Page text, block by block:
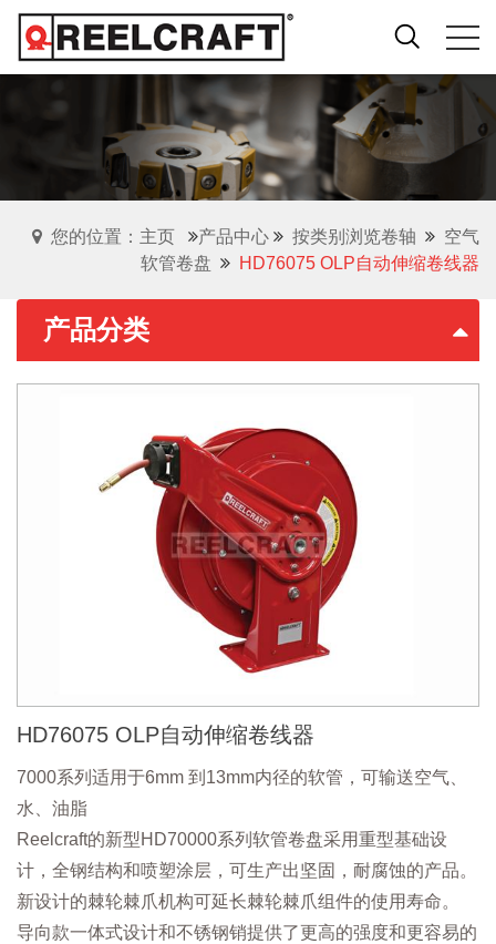
您的位置：主页 产品中心 按类别浏览卷轴
空气
软管卷盘
HD76075 OLP自动伸缩卷线器
产品分类
HD76075 OLP自动伸缩卷线器
7000系列适用于6mm 到13mm内径的软管，可输送空气、
水、油脂
Reelcraft的新型HD70000系列软管卷盘采用重型基础设
计，全钢结构和喷塑涂层，可生产出坚固，耐腐蚀的产品。
新设计的棘轮棘爪机构可延长棘轮棘爪组件的使用寿命。
导向款一体式设计和不锈钢销提供了更高的强度和更容易的